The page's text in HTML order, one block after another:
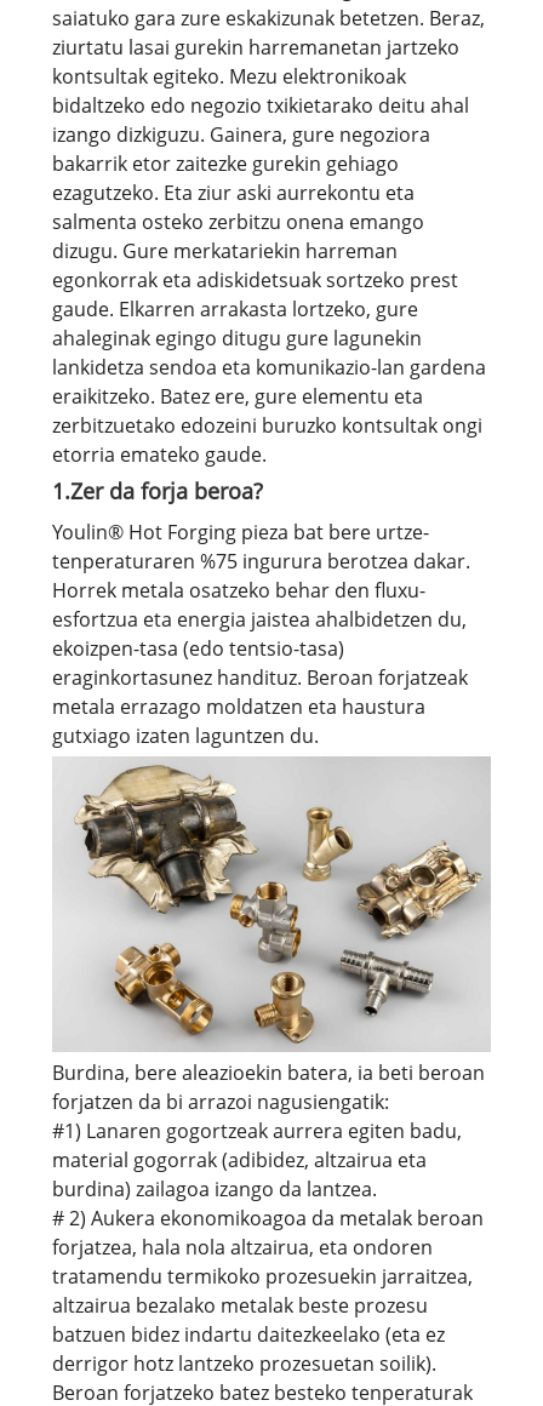
saiatuko gara zure eskakizunak betetzen. Beraz,
ziurtatu lasai gurekin harremanetan jartzeko
kontsultak egiteko. Mezu elektronikoak
bidaltzeko edo negozio txikietarako deitu ahal
izango dizkiguzu. Gainera, gure negoziora
bakarrik etor zaitezke gurekin gehiago
ezagutzeko. Eta ziur aski aurrekontu eta
salmenta osteko zerbitzu onena emango
dizugu. Gure merkatariekin harreman
egonkorrak eta adiskidetsuak sortzeko prest
gaude. Elkarren arrakasta lortzeko, gure
ahaleginak egingo ditugu gure lagunekin
lankidetza sendoa eta komunikazio-lan gardena
eraikitzeko. Batez ere, gure elementu eta
zerbitzuetako edozeini buruzko kontsultak ongi
etorria emateko gaude.
1.Zer da forja beroa?
Youlin® Hot Forging pieza bat bere urtze-
tenperaturaren %75 ingurura berotzea dakar.
Horrek metala osatzeko behar den fluxu-
esfortzua eta energia jaistea ahalbidetzen du,
ekoizpen-tasa (edo tentsio-tasa)
eraginkortasunez handituz. Beroan forjatzeak
metala errazago moldatzen eta haustura
gutxiago izaten laguntzen du.
Burdina, bere aleazioekin batera, ia beti beroan
forjatzen da bi arrazoi nagusiengatik:
#1) Lanaren gogortzeak aurrera egiten badu,
material gogorrak (adibidez, altzairua eta
burdina) zailagoa izango da lantzea.
# 2) Aukera ekonomikoagoa da metalak beroan
forjatzea, hala nola altzairua, eta ondoren
tratamendu termikoko prozesuekin jarraitzea,
altzairua bezalako metalak beste prozesu
batzuen bidez indartu daitezkeelako (eta ez
derrigor hotz lantzeko prozesuetan soilik).
Beroan forjatzeko batez besteko tenperaturak